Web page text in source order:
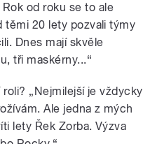
od roku se to ale
těmi 20 lety pozvali týmy
Dnes mají skvěle
tři maskérny...“
„Nejmilejší je vždycky
Ale jedna z mých
lety Řek Zorba. Výzva